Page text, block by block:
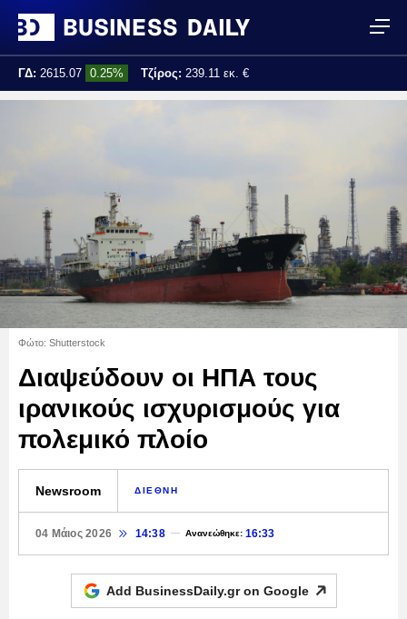
ΓΔ: 2615.07 0.25% Τζίρος: 239.11 εκ. €
Φώτο: Shutterstock
Διαψεύδουν οι ΗΠΑ τους
ιρανικούς ισχυρισμούς για
πολεμικό πλοίο
Newsroom ΔΙΕΘΝΗ
04 Μάιος 2026 14:38 Ανανεώθηκε:16:33
Add BusinessDaily.gr on Google